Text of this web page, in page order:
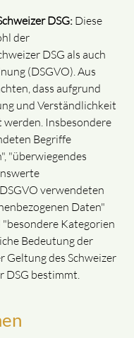
DSG: Diese
der
DSG als auch
(DSGVO). Aus
dass aufgrund
und Verständlichkeit
Insbesondere
Begriffe
"überwiegendes
verwendeten
Daten"
Kategorien
Bedeutung der
Geltung des Schweizer
DSG bestimmt.